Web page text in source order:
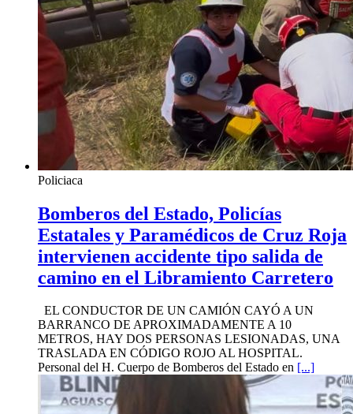
Policiaca
Bomberos del Estado, Policías
Estatales y Paramédicos de Cruz Roja
intervienen accidente tipo salida de
camino en el Libramiento Carretero
EL CONDUCTOR DE UN CAMIÓN CAYÓ A UN
BARRANCO DE APROXIMADAMENTE A 10
METROS, HAY DOS PERSONAS LESIONADAS, UNA
TRASLADA EN CÓDIGO ROJO AL HOSPITAL.
Personal del H. Cuerpo de Bomberos del Estado en [...]